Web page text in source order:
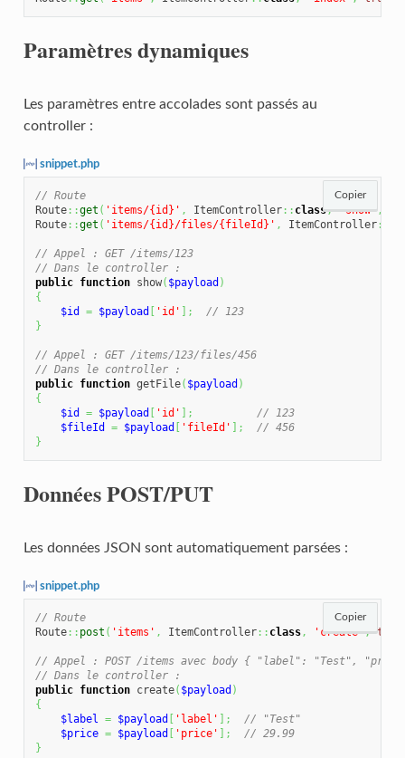
Paramètres dynamiques
Les paramètres entre accolades sont passés au
controller :
snippet.php
// Route
Route::get ( 'items/{id}' , ItemController:: class, 'show',
Route::get ( 'items/{id}/files/{fileId}' , ItemController::
// Appel : GET /items/123
// Dans le controller :
public
function show( $payload )
{
$id
= $payload [ 'id' ] ;
// 123
}
// Appel : GET /items/123/files/456
// Dans le controller :
public
function getFile( $payload )
{
$id
= $payload [ 'id' ] ;
// 123
$fileId
= $payload [ 'fileId' ] ;
// 456
}
Copier
Données POST/PUT
Les données JSON sont automatiquement parsées :
snippet.php
// Route
Route:: post ( 'items' , ItemController:: class, 'create', true
// Appel : POST /items avec body { "label": "Test",
// Dans le controller :
public
function create( $payload )
{
$label
= $payload [ 'label' ] ;
// "Test"
$price = $payload [ 'price' ] ;
// 29.99
}
Copier